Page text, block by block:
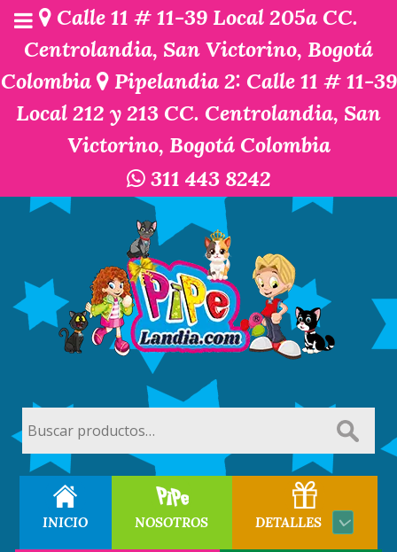
Calle 11 # 11-39 Local 205a CC.
Centrolandia, San Victorino, Bogotá
Colombia
Pipelandia 2: Calle 11 # 11-39
Local 212 y 213 CC. Centrolandia, San
Victorino, Bogotá Colombia
311 443 8242
por:
INICIO NOSOTROS DETALLES